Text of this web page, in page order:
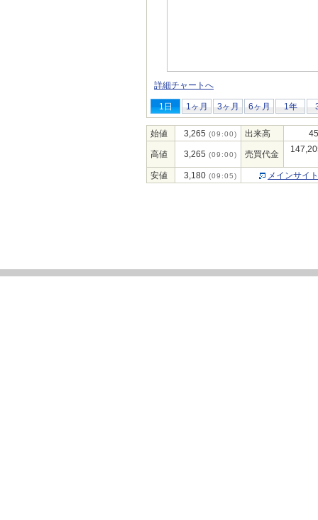
詳細チャートへ
1日 1ヶ月 3ヶ月 6ヶ月 1年
始値 3,265 (09:00) 出来高
高値 3,265 (09:00) 売買代金
安値 3,180 (09:05) メインサイ